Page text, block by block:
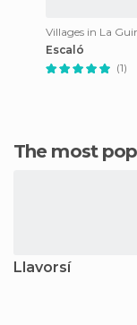
Escaló
(1)
The most
Llavorsí